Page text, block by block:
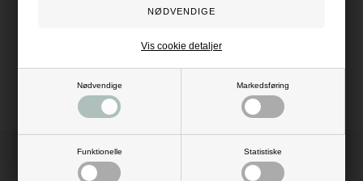
Nødvendige Markedsføring
Funktionelle Statistiske
Vis cookie detaljer
Anmeldelser